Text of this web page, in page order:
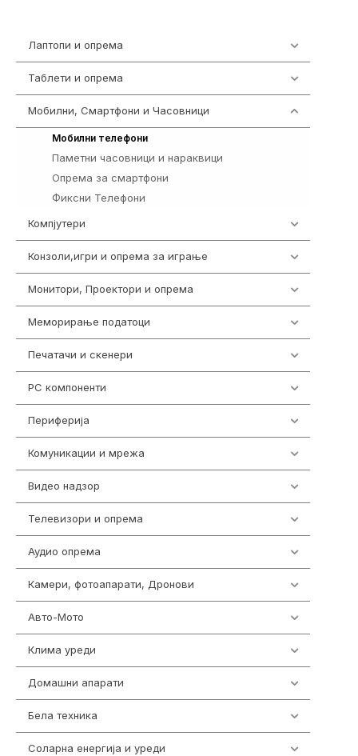
Лаптопи и опрема
Таблети и опрема
Мобилни, Смартфони и Часовници
Мобилни телефони
Паметни часовници и нараквици
Опрема за смартфони
Фиксни Телефони
Компјутери
Конзоли,игри и опрема за играње
Монитори, Проектори и опрема
Меморирање податоци
Печатачи и скенери
PC компоненти
Периферија
Комуникации и мрежа
Видео надзор
Телевизори и опрема
Аудио опрема
Камери, фотоапарати, Дронови
Авто-Мото
Клима уреди
Домашни апарати
Бела техника
Соларна енергија и уреди